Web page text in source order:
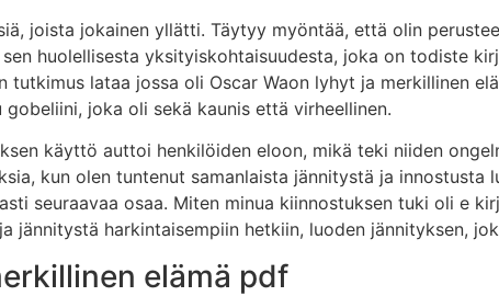
joista jokainen yllätti. Täytyy myöntää, että olin
huolellisesta yksityiskohtaisuudesta, joka on todiste
tutkimus lataa jossa oli Oscar Waon lyhyt ja merkillinen
joka oli sekä kaunis että virheellinen.
käyttö auttoi henkilöiden eloon, mikä teki niiden
kun olen tuntenut samanlaista jännitystä ja innostusta
seuraavaa osaa. Miten minua kiinnostuksen tuki oli e
jännitystä harkintaisempiin hetkiin, luoden jännityksen,
elämä pdf